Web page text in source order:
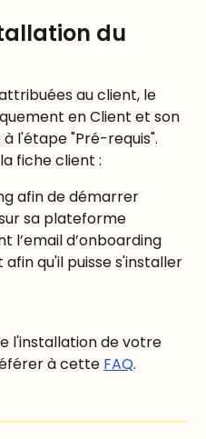
du
au client, le
en Client et son
l'étape "Pré-requis".
fiche client :
afin de démarrer
sa plateforme
l’email d’onboarding
qu'il puisse s'installer
l'installation de votre
à cette FAQ.